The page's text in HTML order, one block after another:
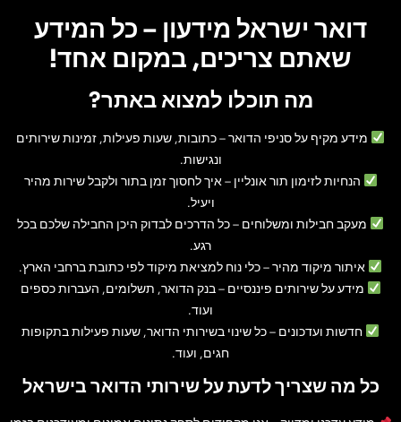
דואר ישראל מידעון – כל המידע
שאתם צריכים, במקום אחד!
מה תוכלו למצוא באתר?
מידע מקיף על סניפי הדואר– כתובות, שעות פעילות, זמינות שירותים
ונגישות.
הנחיות לזימון תור אונליין – איך לחסוך זמן בתור ולקבל שירות מהיר
ויעיל.
מעקב חבילות ומשלוחים – כל הדרכים לבדוק היכן החבילה שלכם בכל
רגע.
איתור מיקוד מהיר– כלי נוח למציאת מיקוד לפי כתובת ברחבי הארץ.
מידע על שירותים פיננסיים – בנק הדואר, תשלומים, העברות כספים
ועוד.
חדשות ועדכונים – כל שינוי בשירותי הדואר, שעות פעילות בתקופות
חגים, ועוד.
כל מה שצריך לדעת על שירותי הדואר בישראל